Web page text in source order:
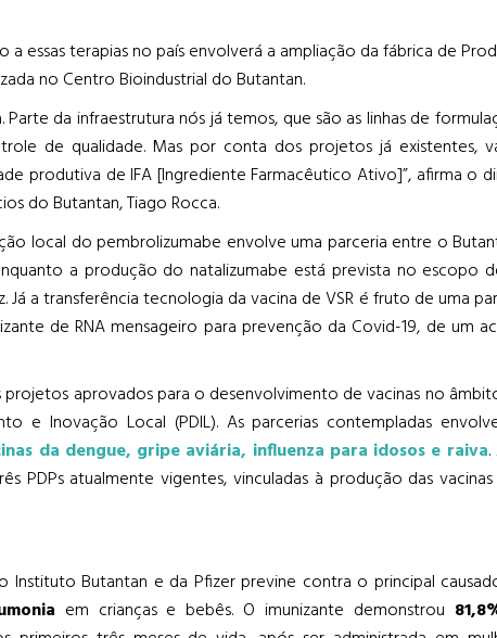
a essas terapias no país envolverá a ampliação da fábrica de
no Centro Bioindustrial do Butantan.
da infraestrutura nós já temos, que são as linhas de
de qualidade. Mas por conta dos projetos já existentes,
produtiva de IFA [Ingrediente Farmacêutico Ativo]”, afirma o
do Butantan, Tiago Rocca.
local do pembrolizumabe envolve uma parceria entre o
a produção do natalizumabe está prevista no escopo
a transferência tecnologia da vacina de VSR é fruto de uma
de RNA mensageiro para prevenção da Covid-19, de um
aprovados para o desenvolvimento de vacinas no
e Inovação Local (PDIL). As parcerias contempladas
da dengue, gripe aviária, influenza para idosos e raiva.
PDPs atualmente vigentes, vinculadas à produção das vacinas
Instituto Butantan e da Pfizer previne contra o principal
em crianças e bebês. O imunizante demonstrou